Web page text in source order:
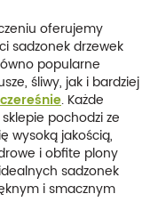
oferujemy
sadzonek drzewek
popularne
śliwy, jak i bardziej
czereśnie. Każde
pochodzi ze
wysoką jakością,
i obfite plony
sadzonek
i smacznym